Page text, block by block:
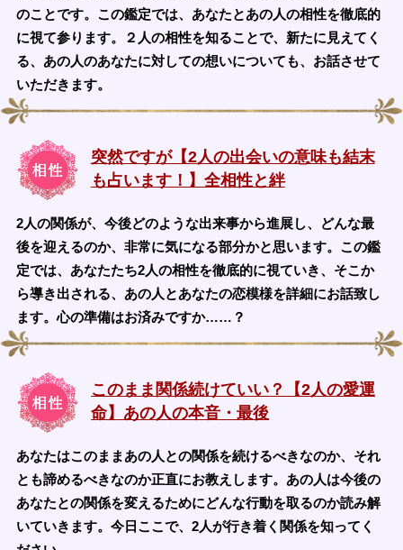
のことです。この鑑定では、あなたとあの人の相性を徹底的
に視て参ります。２人の相性を知ることで、新たに見えてく
る、あの人のあなたに対しての想いについても、お話させて
いただきます。
突然ですが【2人の出会いの意味も結末
も占います！】全相性と絆
2人の関係が、今後どのような出来事から進展し、どんな最
後を迎えるのか、非常に気になる部分かと思います。この鑑
定では、あなたたち2人の相性を徹底的に視ていき、そこか
ら導き出される、あの人とあなたの恋模様を詳細にお話致し
ます。心の準備はお済みですか……？
このまま関係続けていい？【2人の愛運
命】あの人の本音・最後
あなたはこのままあの人との関係を続けるべきなのか、それ
とも諦めるべきなのか正直にお教えします。あの人は今後の
あなたとの関係を変えるためにどんな行動を取るのか読み解
いていきます。今日ここで、2人が行き着く関係を知ってく